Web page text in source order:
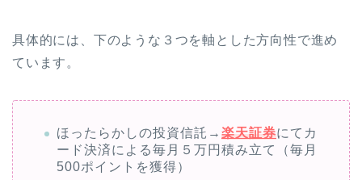
具体的には、下のような３つを軸とした方向性で進め
ています。
ほったらかしの投資信託→ 楽天証券にてカ
ード決済による毎月５万円積み立て（毎月
500ポイントを獲得）